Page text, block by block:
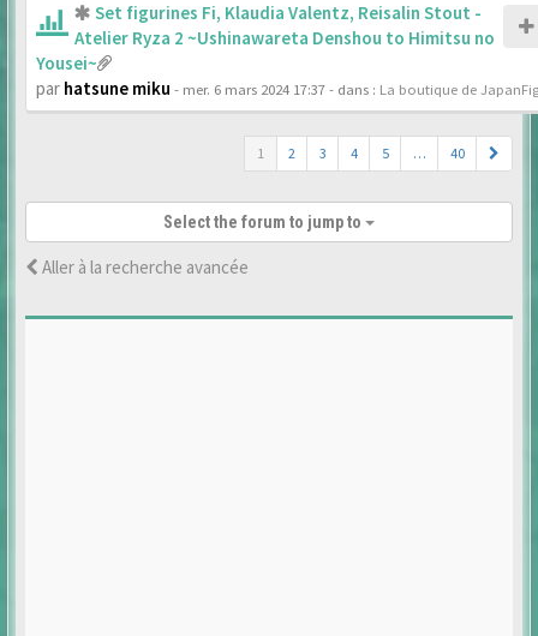
Set figurines Fi, Klaudia Valentz, Reisalin Stout -
Atelier Ryza 2 ~Ushinawareta Denshou to Himitsu no
Yousei~
par hatsune miku - mer. 6 mars 2024 17:37- dans : La boutique de
1 2 3 4 5 … 40
Select the forum to jump to
Aller à la recherche avancée